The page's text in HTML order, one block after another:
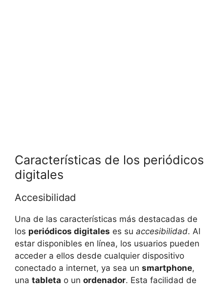
Características de los periódicos
digitales
Accesibilidad
Una de las características más destacadas de
los periódicos digitales es su accesibilidad. Al
estar disponibles en línea, los usuarios pueden
acceder a ellos desde cualquier dispositivo
conectado a internet, ya sea un smartphone,
una tableta o un ordenador. Esta facilidad de